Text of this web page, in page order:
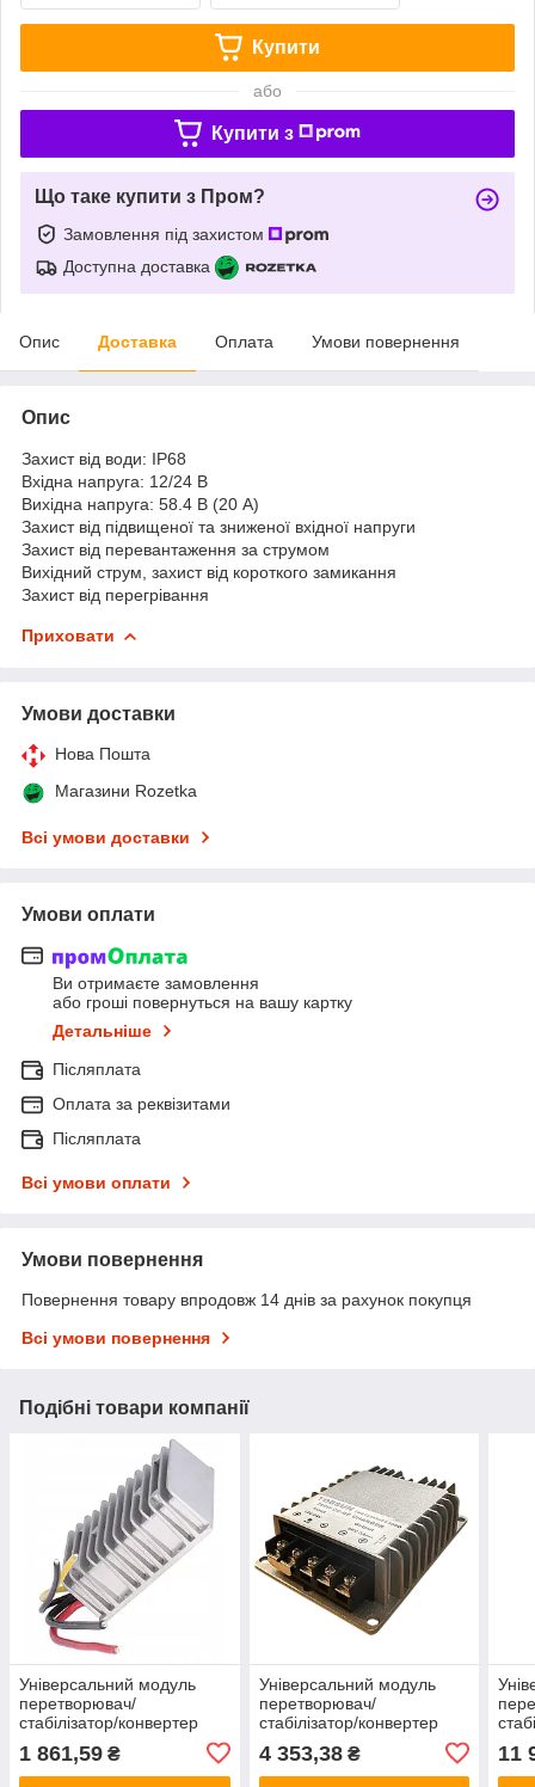
Купити
або
Купити з
Що таке купити з Пром?
Замовлення під захистом
Доступна доставка
Опис Доставка Оплата Умови повернення
Опис
Захист від води: IP68
Вхідна напруга: 12/24 В
Вихідна напруга: 58.4 В (20 А)
Захист від підвищеної та зниженої вхідної напруги
Захист від перевантаження за струмом
Вихідний струм, захист від короткого замикання
Захист від перегрівання
Приховати
Умови доставки
Нова Пошта
Магазини Rozetka
Всі умови доставки
Умови оплати
Ви отримаєте замовлення
або гроші повернуться на вашу картку
Детальніше
Післяплата
Оплата за реквізитами
Післяплата
Всі умови оплати
Умови повернення
Повернення товару впродовж 14 днів за рахунок покупця
Всі умови повернення
Подібні товари компанії
Універсальний модуль
перетворювач/
стабілізатор/конвертер
DC-DC 10-16В — 24 В 20
А 480 Вт IP68
1 861,59 ₴
Універсальний модуль
перетворювач/
стабілізатор/конвертер
280Вт IP68
4 353,38₴ 11